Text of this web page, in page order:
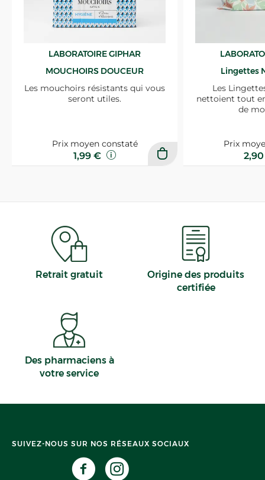
LABORATOIRE GIPHAR
MOUCHOIRS DOUCEUR
Les mouchoirs résistants qui vous
seront utiles.
Prix moyen constaté
1,99 €
Lingettes
Les
nettoient tout
de
Prix
Retrait gratuit
Origine des produits
certifiée
Des pharmaciens à
votre service
SUIVEZ-NOUS SUR NOS RÉSEAUX SOCIAUX